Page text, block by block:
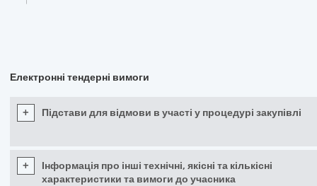
Електронні тендерні вимоги
+ Підстави для відмови в участі у процедурі закупівлі
+
Інформація про інші технічні, якісні та кількісні
характеристики та вимоги до учасника